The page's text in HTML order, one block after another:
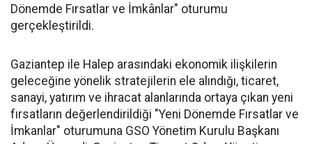
Dönemde Fırsatlar ve İmkânlar" oturumu
gerçekleştirildi.
Gaziantep ile Halep arasındaki ekonomik ilişkilerin
geleceğine yönelik stratejilerin ele alındığı, ticaret,
sanayi, yatırım ve ihracat alanlarında ortaya çıkan yeni
fırsatların değerlendirildiği "Yeni Dönemde Fırsatlar ve
İmkanlar" oturumuna GSO Yönetim Kurulu Başkanı